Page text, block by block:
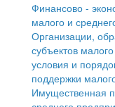
Персональные
Оценка
Деятельность МУ
Финансово -
малого и
Организации,
субъектов
условия и
поддержки
Имущественная